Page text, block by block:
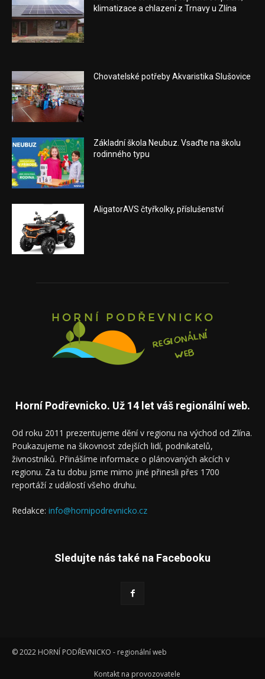
klimatizace a chlazení z Trnavy u Zlína
Chovatelské potřeby Akvaristika Slušovice
Základní škola Neubuz. Vsaďte na školu
rodinného typu
AligatorAVS čtyřkolky, příslušenství
Horní Podřevnicko. Už 14 let váš regionální web.
Od roku 2011 prezentujeme dění v regionu na východ od Zlína.
Poukazujeme na šikovnost zdejších lidí, podnikatelů,
živnostníků. Přinášíme informace o plánovaných akcích v
regionu. Za tu dobu jsme mimo jiné přinesli přes 1700
reportáží z událostí všeho druhu.
Redakce: info@hornipodrevnicko.cz
Sledujte nás také na Facebooku
© 2022 HORNÍ PODŘEVNICKO - regionální web
Kontakt na provozovatele